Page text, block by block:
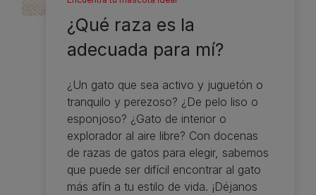
¿Qué raza es la
adecuada para mí?
¿Un gato que sea activo y juguetón o
tranquilo y perezoso? ¿De pelo liso o
esponjoso? ¿Gato de interior o
explorador al aire libre? Con docenas
de razas de gatos para elegir, sabemos
que puede ser difícil encontrar al gato
más afín a tu estilo de vida. ¡Déjanos